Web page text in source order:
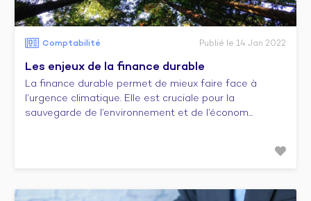
Comptabilité Publié le 14 Jan 2022
Les enjeux de la finance durable
La finance durable permet de mieux faire face à
l’urgence climatique. Elle est cruciale pour la
sauvegarde de l’environnement et de l’économ...